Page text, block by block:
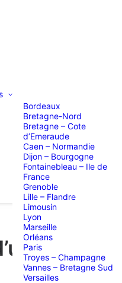
Bordeaux
Bretagne-Nord
Bretagne – Cote
d’Emeraude
Caen – Normandie
Dijon – Bourgogne
Fontainebleau – Ile de
France
Grenoble
Lille – Flandre
Limousin
Lyon
Marseille
Orléans
Paris
Troyes – Champagne
Vannes – Bretagne Sud
Versailles
café